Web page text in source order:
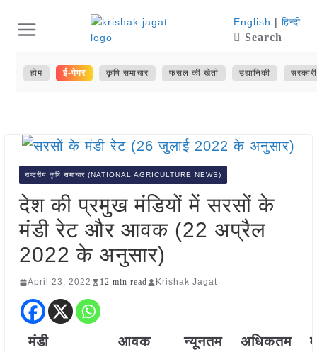
content
English | हिन्दी
Search
होम ई-पेपर कृषि समाचार फसल की खेती उद्यानिकी
राष्ट्रीय कृषि समाचार (NATIONAL AGRICULTURE NEWS)
देश की प्रमुख मंडियों में सरसों के
मंडी रेट और आवक (22 अप्रैल
2022 के अनुसार)
April 23, 2022 12 min read Krishak Jagat
मंडी
आवक
न्यूनतम
अधिकतम